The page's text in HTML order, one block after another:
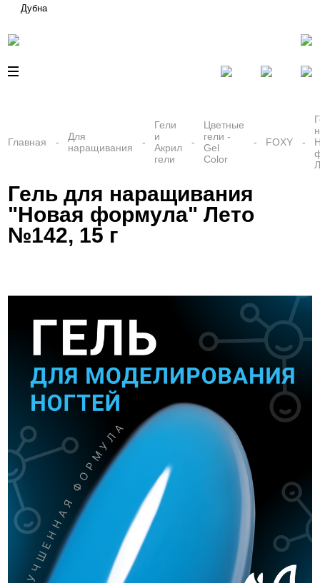
Дубна
Главная
Для
наращивания
Гели
и
Акрил
гели
Цветные
гели -
Gel
Color
FOXY
Гель для наращивания
"Новая формула" Лето
№142, 15 г